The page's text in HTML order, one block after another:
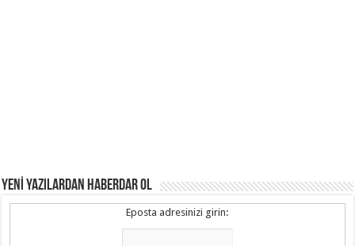
YENİ YAZILARDAN HABERDAR OL
Eposta adresinizi girin: